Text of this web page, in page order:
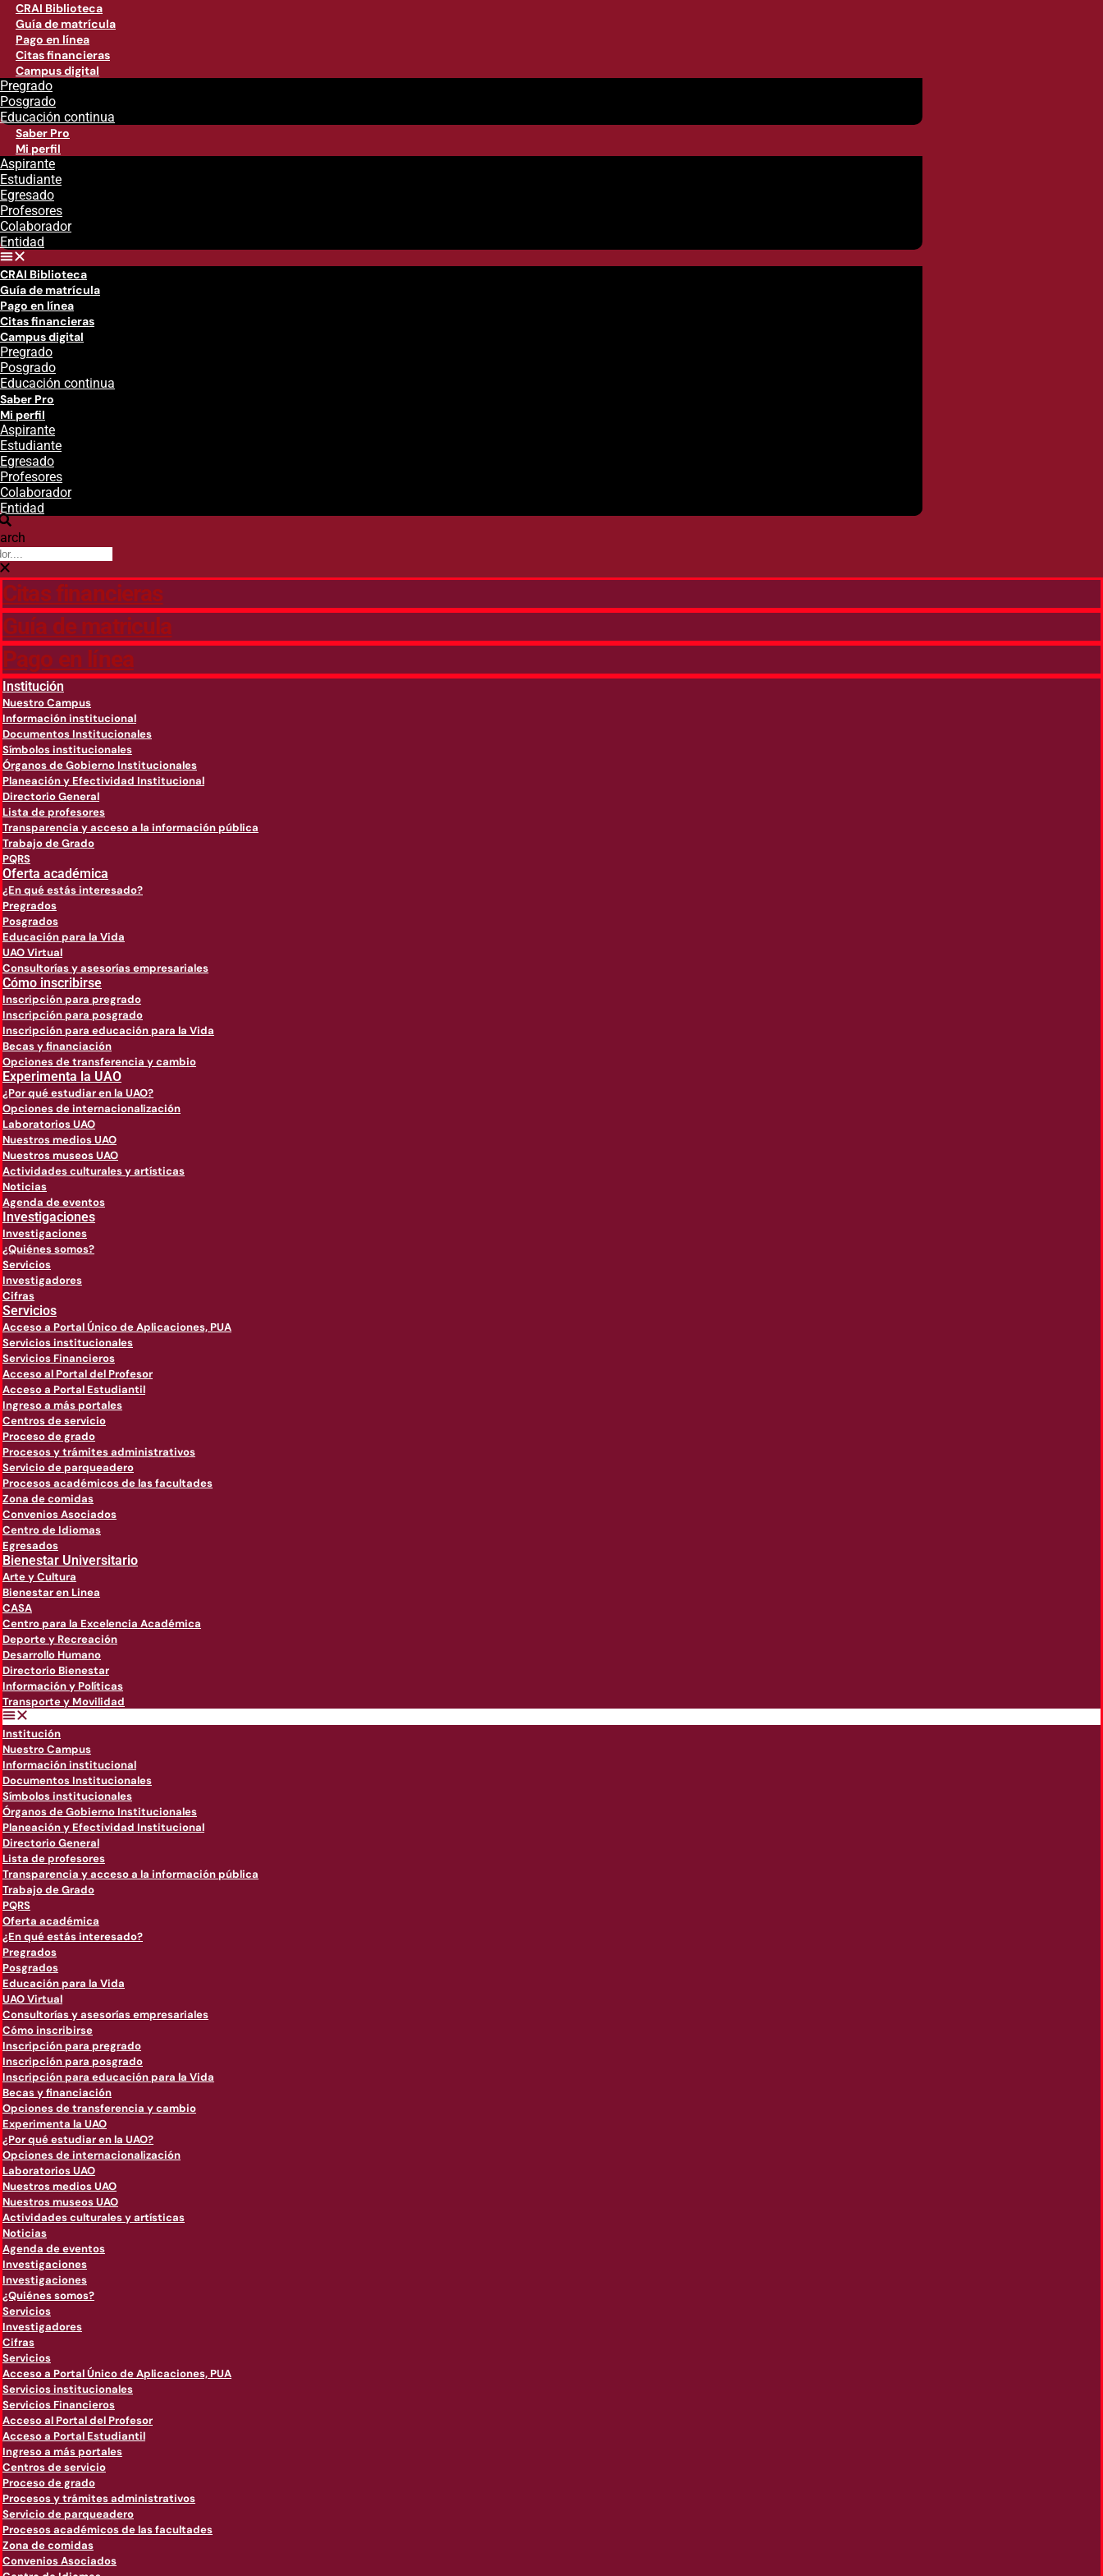
CRAI Biblioteca
Guía de matrícula
Pago en línea
Citas financieras
Campus digital
Pregrado
Posgrado
Educación continua
Saber Pro
Mi perfil
Aspirante
Estudiante
Egresado
Profesores
Colaborador
Entidad
CRAI Biblioteca
Guía de matrícula
Pago en línea
Citas financieras
Campus digital
Pregrado
Posgrado
Educación continua
Saber Pro
Mi perfil
Aspirante
Estudiante
Egresado
Profesores
Colaborador
Entidad
Citas financieras
Guía de matricula
Pago en línea
Institución
Nuestro Campus
Información institucional
Documentos Institucionales
Símbolos institucionales
Órganos de Gobierno Institucionales
Planeación y Efectividad Institucional
Directorio General
Lista de profesores
Transparencia y acceso a la información pública
Trabajo de Grado
PQRS
Oferta académica
¿En qué estás interesado?
Pregrados
Posgrados
Educación para la Vida
UAO Virtual
Consultorías y asesorías empresariales
Cómo inscribirse
Inscripción para pregrado
Inscripción para posgrado
Inscripción para educación para la Vida
Becas y financiación
Opciones de transferencia y cambio
Experimenta la UAO
¿Por qué estudiar en la UAO?
Opciones de internacionalización
Laboratorios UAO
Nuestros medios UAO
Nuestros museos UAO
Actividades culturales y artísticas
Noticias
Agenda de eventos
Investigaciones
Investigaciones
¿Quiénes somos?
Servicios
Investigadores
Cifras
Servicios
Acceso a Portal Único de Aplicaciones, PUA
Servicios institucionales
Servicios Financieros
Acceso al Portal del Profesor
Acceso a Portal Estudiantil
Ingreso a más portales
Centros de servicio
Proceso de grado
Procesos y trámites administrativos
Servicio de parqueadero
Procesos académicos de las facultades
Zona de comidas
Convenios Asociados
Centro de Idiomas
Egresados
Bienestar Universitario
Arte y Cultura
Bienestar en Linea
CASA
Centro para la Excelencia Académica
Deporte y Recreación
Desarrollo Humano
Directorio Bienestar
Información y Políticas
Transporte y Movilidad
Institución
Nuestro Campus
Información institucional
Documentos Institucionales
Símbolos institucionales
Órganos de Gobierno Institucionales
Planeación y Efectividad Institucional
Directorio General
Lista de profesores
Transparencia y acceso a la información pública
Trabajo de Grado
PQRS
Oferta académica
¿En qué estás interesado?
Pregrados
Posgrados
Educación para la Vida
UAO Virtual
Consultorías y asesorías empresariales
Cómo inscribirse
Inscripción para pregrado
Inscripción para posgrado
Inscripción para educación para la Vida
Becas y financiación
Opciones de transferencia y cambio
Experimenta la UAO
¿Por qué estudiar en la UAO?
Opciones de internacionalización
Laboratorios UAO
Nuestros medios UAO
Nuestros museos UAO
Actividades culturales y artísticas
Noticias
Agenda de eventos
Investigaciones
Investigaciones
¿Quiénes somos?
Servicios
Investigadores
Cifras
Servicios
Acceso a Portal Único de Aplicaciones, PUA
Servicios institucionales
Servicios Financieros
Acceso al Portal del Profesor
Acceso a Portal Estudiantil
Ingreso a más portales
Centros de servicio
Proceso de grado
Procesos y trámites administrativos
Servicio de parqueadero
Procesos académicos de las facultades
Zona de comidas
Convenios Asociados